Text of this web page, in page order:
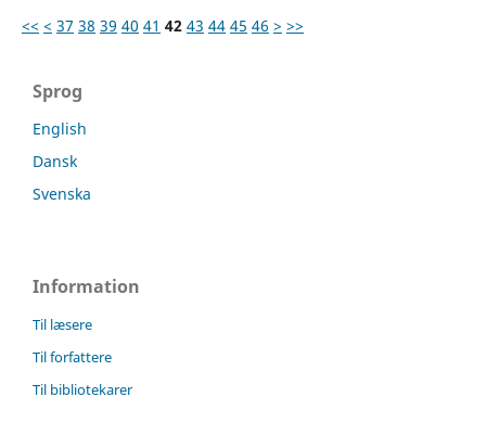
<< < 37 38 39 40 41 42 43 44 45 46 > >>
Sprog
English
Dansk
Svenska
Information
Til læsere
Til forfattere
Til bibliotekarer